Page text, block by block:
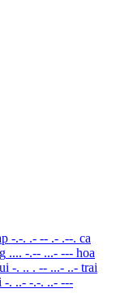
-.-. .- -- .- .--. ca
.... -.-- ...- --- hoa
-. .. . -- ...- ..- trai
-. ..- -.-. ..- ---